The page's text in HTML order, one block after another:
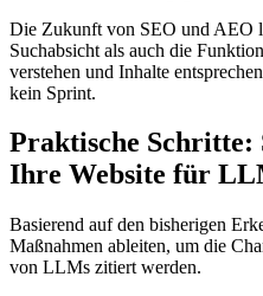
Die Zukunft von SEO und AEO
Suchabsicht als auch die
verstehen und Inhalte
kein Sprint.
Praktische Schritte:
Ihre Website für
Basierend auf den bisherigen
Maßnahmen ableiten, um die
von LLMs zitiert werden.